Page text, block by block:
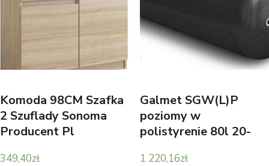
Komoda 98CM Szafka
2 Szuflady Sonoma
Producent Pl
349,40zł
Galmet SGW(L)P
poziomy w
polistyrenie 80l 20-
1 220,16zł